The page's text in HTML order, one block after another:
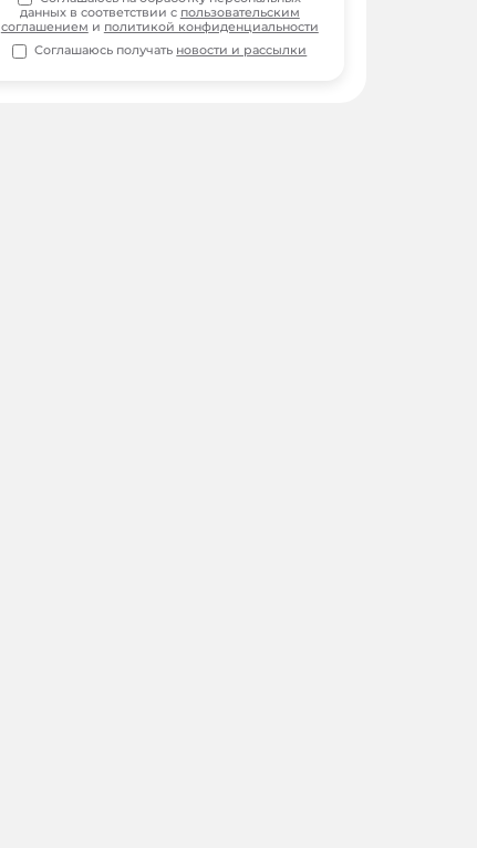
данных в соответствии с пользовательским
соглашением и политикой конфиденциальности
Соглашаюсь получать новости и рассылки